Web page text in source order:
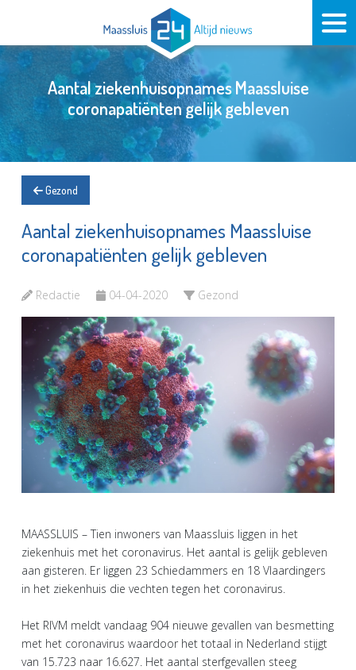
Aantal ziekenhuisopnames Maassluise
coronapatiënten gelijk gebleven
Gezond
Aantal ziekenhuisopnames Maassluise
coronapatiënten gelijk gebleven
Redactie 04-04-2020 Gezond
MAASSLUIS – Tien inwoners van Maassluis liggen in het
ziekenhuis met het coronavirus. Het aantal is gelijk gebleven
aan gisteren. Er liggen 23 Schiedammers en 18 Vlaardingers
in het ziekenhuis die vechten tegen het coronavirus.
Het RIVM meldt vandaag 904 nieuwe gevallen van besmetting
met het coronavirus waardoor het totaal in Nederland stijgt
van 15.723 naar 16.627. Het aantal sterfgevallen steeg